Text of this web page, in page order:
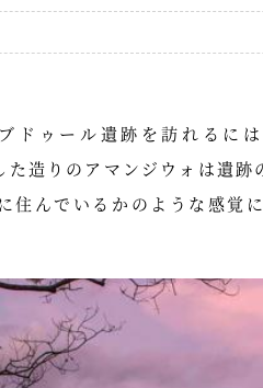
ドゥール遺跡を訪れるに
造りのアマンジウォは遺跡
住んでいるかのような感覚